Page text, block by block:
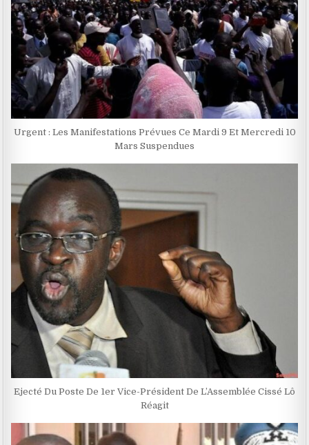
Urgent : Les Manifestations Prévues Ce Mardi 9 Et Mercredi 10
Mars Suspendues
Ejecté Du Poste De 1er Vice-Président De L’Assemblée Cissé Lô
Réagit